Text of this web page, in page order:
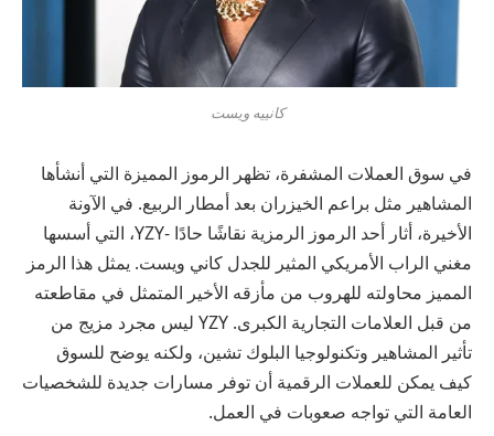
كانييه ويست
في سوق العملات المشفرة، تظهر الرموز المميزة التي أنشأها
المشاهير مثل براعم الخيزران بعد أمطار الربيع. في الآونة
الأخيرة، أثار أحد الرموز الرمزية نقاشًا حادًا -YZY، التي أسسها
مغني الراب الأمريكي المثير للجدل كاني ويست. يمثل هذا الرمز
المميز محاولته للهروب من مأزقه الأخير المتمثل في مقاطعته
من قبل العلامات التجارية الكبرى. YZY ليس مجرد مزيج من
تأثير المشاهير وتكنولوجيا البلوك تشين، ولكنه يوضح للسوق
كيف يمكن للعملات الرقمية أن توفر مسارات جديدة للشخصيات
العامة التي تواجه صعوبات في العمل.